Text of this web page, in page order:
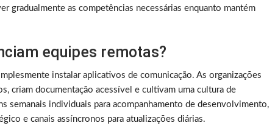
gradualmente as competências necessárias enquanto mantém
equipes remotas?
instalar aplicativos de comunicação. As organizações
criam documentação acessível e cultivam uma cultura de
semanais individuais para acompanhamento de desenvolvimento,
e canais assíncronos para atualizações diárias.